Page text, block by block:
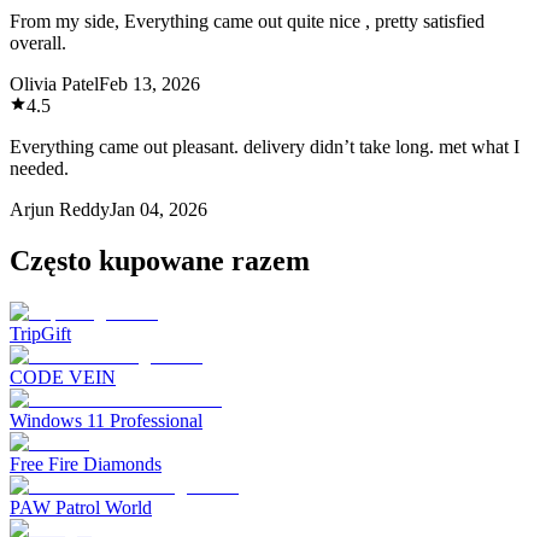
From my side, Everything came out quite nice , pretty satisfied
overall.
Olivia PatelFeb 13, 2026
4.5
Everything came out pleasant. delivery didn’t take long. met what I
needed.
Arjun ReddyJan 04, 2026
Często kupowane razem
TripGift
CODE VEIN
Windows 11 Professional
Free Fire Diamonds
PAW Patrol World